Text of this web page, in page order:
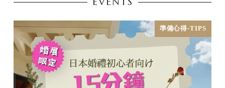
準備心得-TIPS